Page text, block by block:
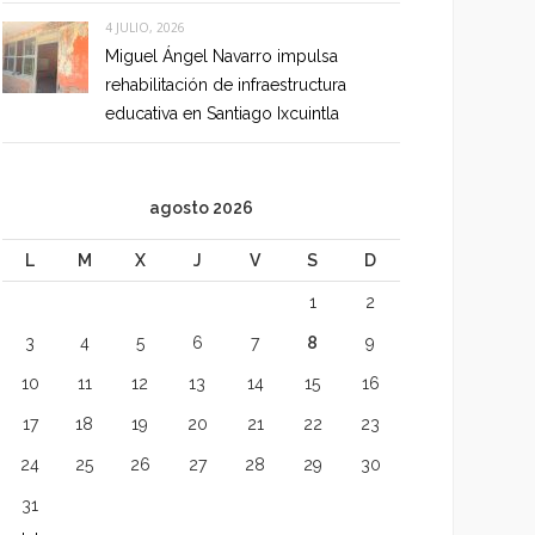
4 JULIO, 2026
Miguel Ángel Navarro impulsa
rehabilitación de infraestructura
educativa en Santiago Ixcuintla
agosto 2026
L M X J V S D
1 2
3 4 5 6 7 8 9
10 11 12 13 14 15 16
17 18 19 20 21 22 23
24 25 26 27 28 29 30
31